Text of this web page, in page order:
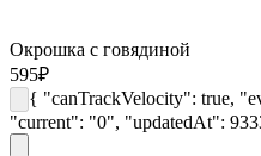
Окрошка с говядиной
595₽
{ "canTrackVelocity": true,
"current": "0", "updatedAt":